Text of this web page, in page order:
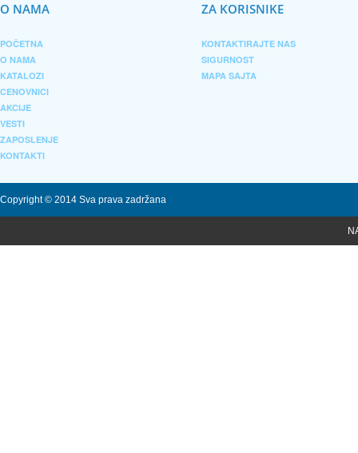
O NAMA
POČETNA
O NAMA
KATALOZI
CENOVNICI
AKCIJE
VESTI
ZAPOSLENJE
KONTAKTI
ZA KORISNIKE
KONTAKTIRAJTE NAS
SIGURNOST
MAPA SAJTA
Copyright © 2014 Sva prava zadržana